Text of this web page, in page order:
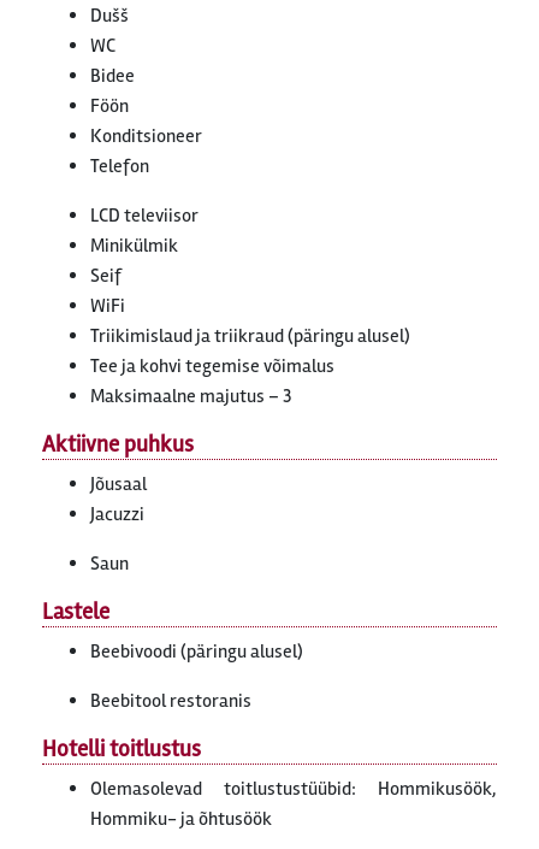
Dušš
WC
Bidee
Föön
Konditsioneer
Telefon
LCD televiisor
Minikülmik
Seif
WiFi
Triikimislaud ja triikraud (päringu alusel)
Tee ja kohvi tegemise võimalus
Maksimaalne majutus – 3
Aktiivne puhkus
Jõusaal
Jacuzzi
Saun
Lastele
Beebivoodi (päringu alusel)
Beebitool restoranis
Hotelli toitlustus
Olemasolevad toitlustustüübid: Hommikusöök,
Hommiku- ja õhtusöök